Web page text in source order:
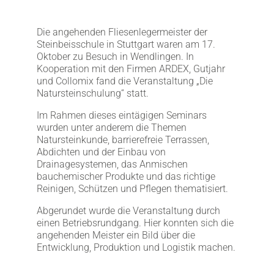
Die angehenden Fliesenlegermeister der
Steinbeisschule in Stuttgart waren am 17.
Oktober zu Besuch in Wendlingen. In
Kooperation mit den Firmen ARDEX, Gutjahr
und Collomix fand die Veranstaltung „Die
Natursteinschulung“ statt.
Im Rahmen dieses eintägigen Seminars
wurden unter anderem die Themen
Natursteinkunde, barrierefreie Terrassen,
Abdichten und der Einbau von
Drainagesystemen, das Anmischen
bauchemischer Produkte und das richtige
Reinigen, Schützen und Pflegen thematisiert.
Abgerundet wurde die Veranstaltung durch
einen Betriebsrundgang. Hier konnten sich die
angehenden Meister ein Bild über die
Entwicklung, Produktion und Logistik machen.